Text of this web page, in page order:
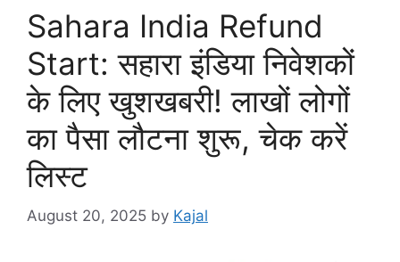
Sahara India Refund
Start: सहारा इंडिया निवेशकों
के लिए खुशखबरी! लाखों लोगों
का पैसा लौटना शुरू, चेक करें
लिस्ट
August 20, 2025 by Kajal